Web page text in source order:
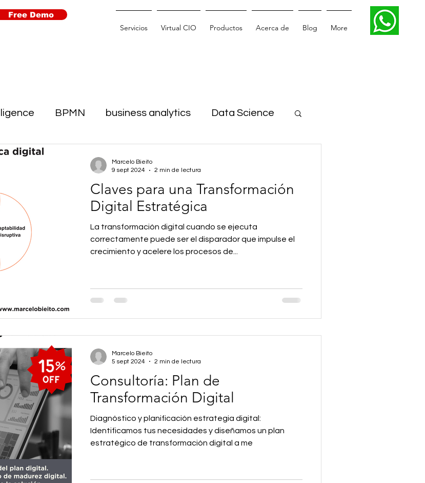
Free Demo
Servicios Virtual CIO Productos Acerca de Blog More
BPMN business analytics Data Science
IoT Machine Learning
Smartcity strategic planning
transformación digital
Claves para una Transformación
Digital Estratégica
La transformación digital cuando se ejecuta
correctamente puede ser el disparador que impulse el
crecimiento y acelere los procesos de...
Marcelo Bieito
9 sept 2024
2 min de lectura
Consultoría: Plan de
Transformación Digital
Diagnóstico y planificación estrategia digital:
Identificamos tus necesidades y diseñamos un plan
estratégico de transformación digital a me
Marcelo Bieito
5 sept 2024
2 min de lectura